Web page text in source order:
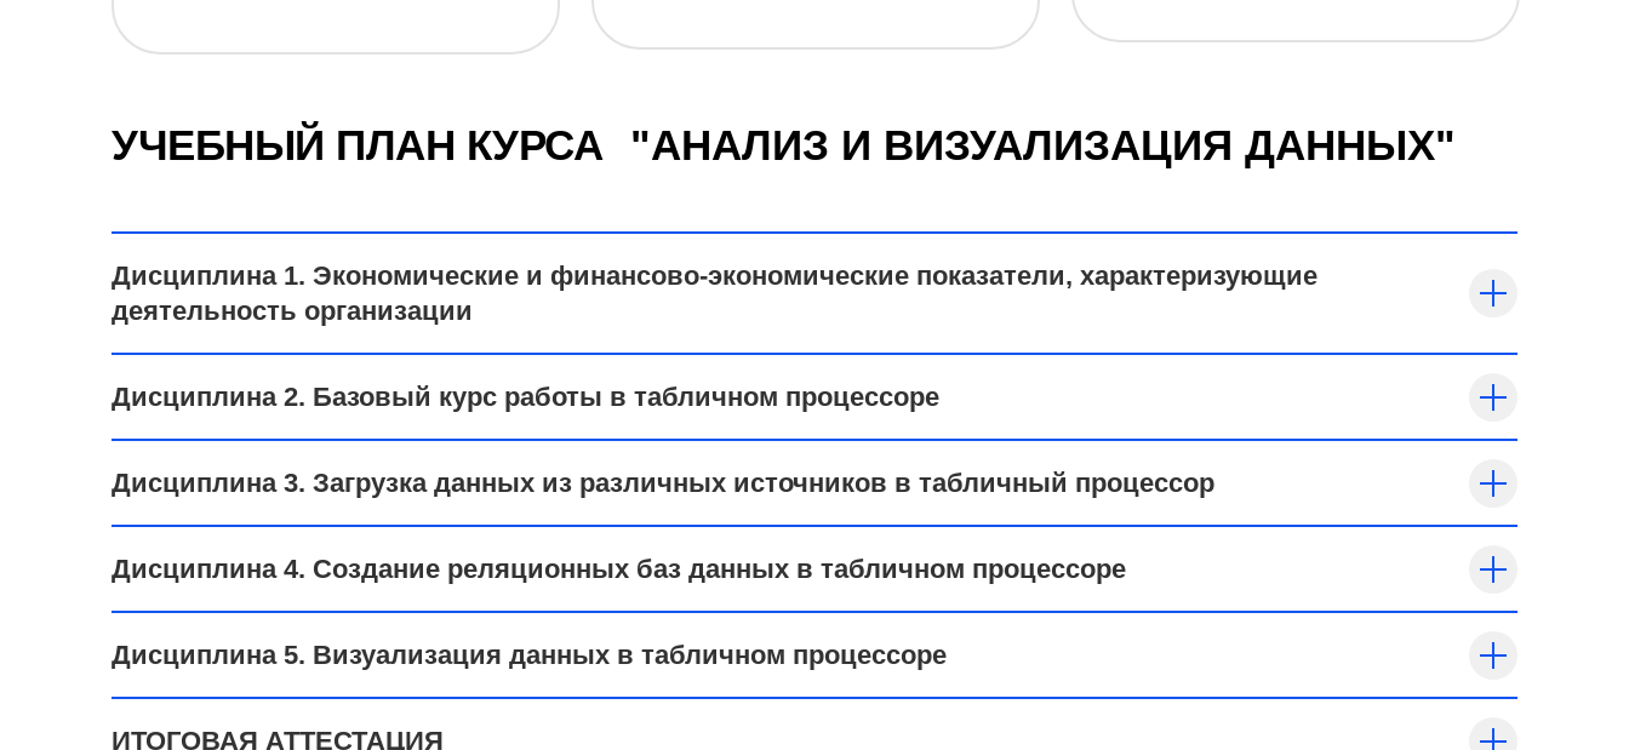
УЧЕБНЫЙ ПЛАН КУРСА "АНАЛИЗ И ВИЗУАЛИЗАЦИЯ ДАННЫХ"
Дисциплина 1. Экономические и финансово-экономические показатели, характеризующие
деятельность организации
Дисциплина 2. Базовый курс работы в табличном процессоре
Дисциплина 3. Загрузка данных из различных источников в табличный процессор
Дисциплина 4. Создание реляционных баз данных в табличном процессоре
Дисциплина 5. Визуализация данных в табличном процессоре
ИТОГОВАЯ АТТЕСТАЦИЯ